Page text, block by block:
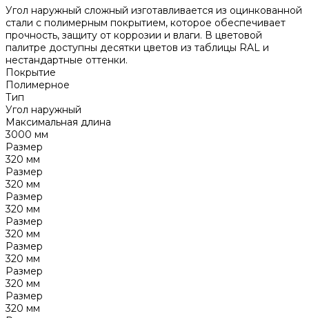
Угол наружный сложный изготавливается из оцинкованной
стали с полимерным покрытием, которое обеспечивает
прочность, защиту от коррозии и влаги. В цветовой
палитре доступны десятки цветов из таблицы RAL и
нестандартные оттенки.
Покрытие
Полимерное
Тип
Угол наружный
Максимальная длина
3000 мм
Размер
320 мм
Размер
320 мм
Размер
320 мм
Размер
320 мм
Размер
320 мм
Размер
320 мм
Размер
320 мм